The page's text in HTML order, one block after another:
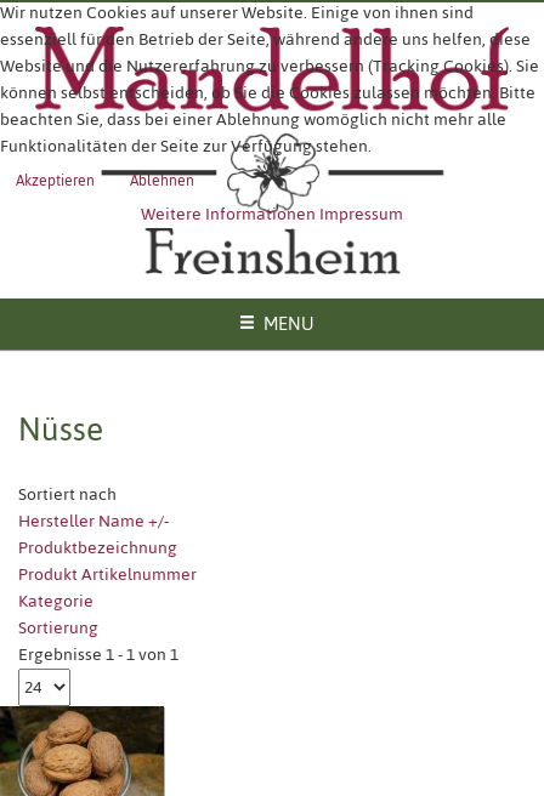
MENU
Nüsse
Sortiert nach
Hersteller Name +/-
Produktbezeichnung
Produkt Artikelnummer
Kategorie
Sortierung
Ergebnisse 1 - 1 von 1
Wir nutzen Cookies auf unserer Website. Einige von ihnen sind
essenziell für den Betrieb der Seite, während andere uns helfen, diese
Website und die Nutzererfahrung zu verbessern (Tracking Cookies). Sie
können selbst entscheiden, ob Sie die Cookies zulassen möchten. Bitte
beachten Sie, dass bei einer Ablehnung womöglich nicht mehr alle
Funktionalitäten der Seite zur Verfügung stehen.
Akzeptieren Ablehnen
Weitere InformationenImpressum